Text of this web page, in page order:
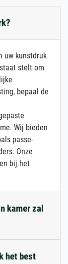
uw kunstdruk
stelt om
bepaal de
Wij bieden
passe-
Onze
bij het
kamer zal
het best